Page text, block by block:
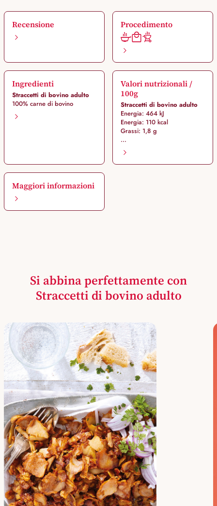
Recensione Procedimento
Ingredienti
Straccetti di bovino adulto
100% carne di bovino
Valori nutrizionali /
100g
Straccetti di bovino adulto
Energia: 464 kJ
Energia: 110 kcal
Grassi: 1,8 g
...
Maggiori informazioni
Si abbina perfettamente con
Straccetti di bovino adulto